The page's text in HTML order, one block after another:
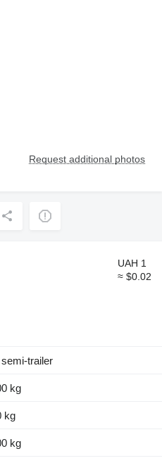
Request additional photos
UAH 1
≈ $0.02
trailer
kg
kg
kg